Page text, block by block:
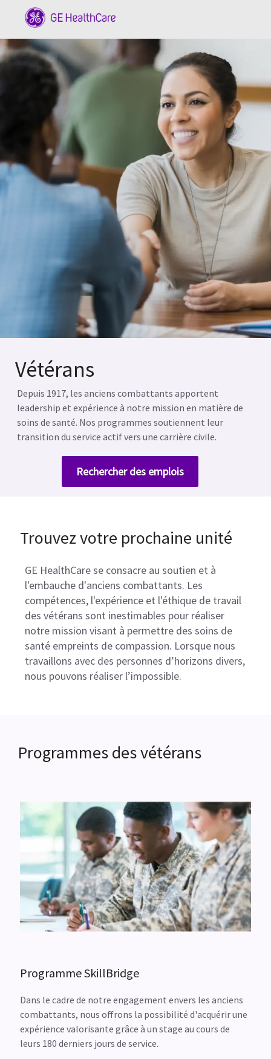
-
Vétérans
Depuis 1917, les anciens combattants apportent
leadership et expérience à notre mission en matière de
soins de santé. Nos programmes soutiennent leur
transition du service actif vers une carrière civile.
Rechercher des emplois
Trouvez votre prochaine unité
GE HealthCare se consacre au soutien et à
l'embauche d'anciens combattants. Les
compétences, l'expérience et l'éthique de travail
des vétérans sont inestimables pour réaliser
notre mission visant à permettre des soins de
santé empreints de compassion. Lorsque nous
travaillons avec des personnes d’horizons divers,
nous pouvons réaliser l’impossible.
Programmes des vétérans
Programme SkillBridge
Dans le cadre de notre engagement envers les anciens
combattants, nous offrons la possibilité d'acquérir une
expérience valorisante grâce à un stage au cours de
leurs 180 derniers jours de service.